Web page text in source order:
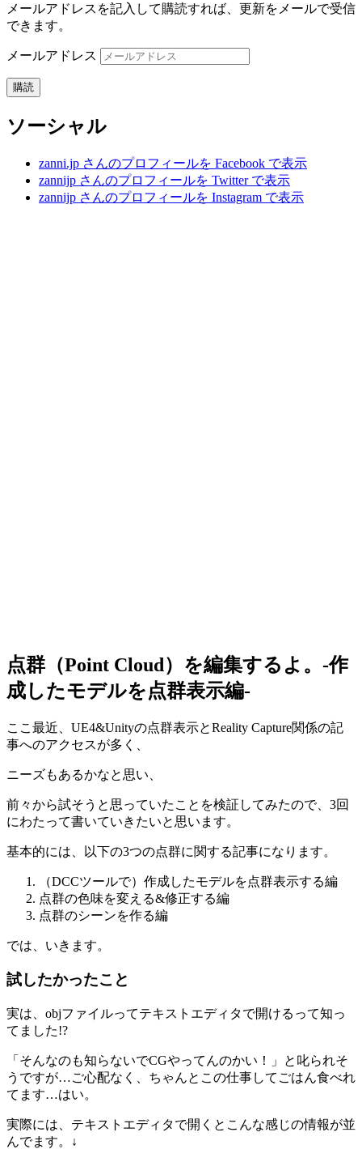
メールアドレスを記入して購読すれば、更新をメールで受信
できます。
メールアドレス
購読
ソーシャル
zanni.jp さんのプロフィールを Facebook で表示
zannijp さんのプロフィールを Twitter で表示
zannijp さんのプロフィールを Instagram で表示
点群（Point Cloud）を編集するよ。-作
成したモデルを点群表示編-
ここ最近、UE4&Unityの点群表示とReality Capture関係の記
事へのアクセスが多く、
ニーズもあるかなと思い、
前々から試そうと思っていたことを検証してみたので、3回
にわたって書いていきたいと思います。
基本的には、以下の3つの点群に関する記事になります。
（DCCツールで）作成したモデルを点群表示する編
点群の色味を変える&修正する編
点群のシーンを作る編
では、いきます。
試したかったこと
実は、objファイルってテキストエディタで開けるって知っ
てました!?
「そんなのも知らないでCGやってんのかい！」と叱られそ
うですが…ご心配なく、ちゃんとこの仕事してごはん食べれ
てます…はい。
実際には、テキストエディタで開くとこんな感じの情報が並
んでます。↓